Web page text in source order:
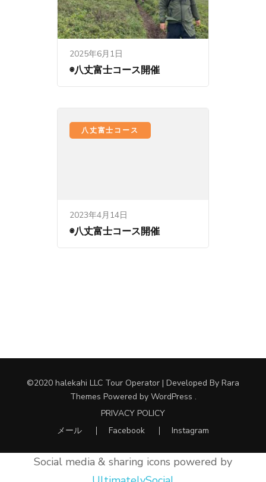
2025年6月1日
◉八丈富士コース開催
八丈富士コース
2023年4月14日
◉八丈富士コース開催
©︎2020 halekahi LLC Tour Operator | Developed By Rara
Themes Powered by WordPress .
PRIVACY POLICY
メール
Facebook Instagram
Social media & sharing icons powered by